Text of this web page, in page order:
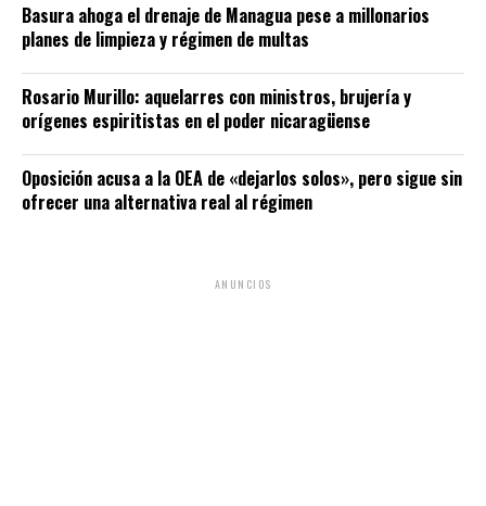
Basura ahoga el drenaje de Managua pese a millonarios
planes de limpieza y régimen de multas
Rosario Murillo: aquelarres con ministros, brujería y
orígenes espiritistas en el poder nicaragüense
Oposición acusa a la OEA de «dejarlos solos», pero sigue sin
ofrecer una alternativa real al régimen
ANUNCIOS